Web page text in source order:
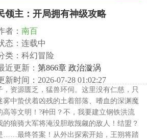
领主：开局拥有神级攻略
者： 南百
态：连载中
类：科幻冒险
近更新： 第866章 政治漩涡
新时间：2026-07-28 01:02:27
，资源匮乏，猛兽环伺。这里没有仁慈，只
雾中蛰伏着凶残的土着部落、嗜血的深渊魔
等文明！?种田？不，我要建立钢铁洪流
狼骑大军将淹没胆敢觊觎的敌人！结盟？
……最终答案！从外出探索开始，王朔将踏